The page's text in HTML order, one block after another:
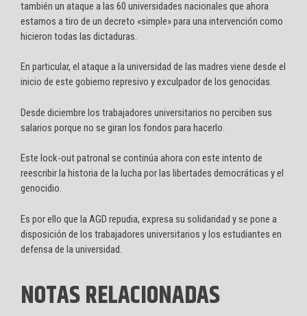
también un ataque a las 60 universidades nacionales que ahora
estamos a tiro de un decreto «simple» para una intervención como
hicieron todas las dictaduras.
En particular, el ataque a la universidad de las madres viene desde el
inicio de este gobierno represivo y exculpador de los genocidas.
Desde diciembre los trabajadores universitarios no perciben sus
salarios porque no se giran los fondos para hacerlo.
Este lock-out patronal se continúa ahora con este intento de
reescribir la historia de la lucha por las libertades democráticas y el
genocidio.
Es por ello que la AGD repudia, expresa su solidaridad y se pone a
disposición de los trabajadores universitarios y los estudiantes en
defensa de la universidad.
NOTAS RELACIONADAS